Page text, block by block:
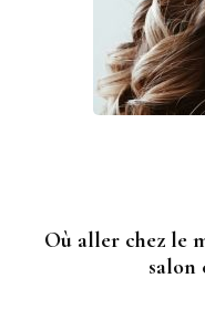
Où aller chez le
salon